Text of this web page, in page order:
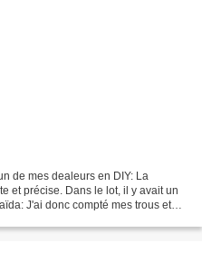
de mes dealeurs en DIY: La
et précise. Dans le lot, il y avait un
J'ai donc compté mes trous et